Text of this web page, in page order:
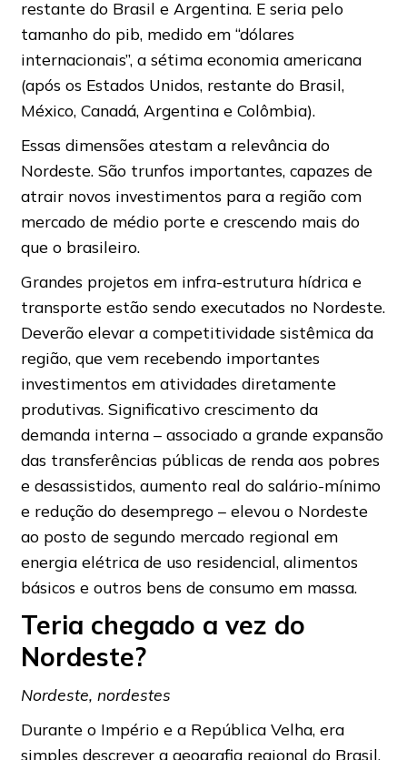
restante do Brasil e Argentina. E seria pelo
tamanho do pib, medido em “dólares
internacionais”, a sétima economia americana
(após os Estados Unidos, restante do Brasil,
México, Canadá, Argentina e Colômbia).
Essas dimensões atestam a relevância do
Nordeste. São trunfos importantes, capazes de
atrair novos investimentos para a região com
mercado de médio porte e crescendo mais do
que o brasileiro.
Grandes projetos em infra-estrutura hídrica e
transporte estão sendo executados no Nordeste.
Deverão elevar a competitividade sistêmica da
região, que vem recebendo importantes
investimentos em atividades diretamente
produtivas. Significativo crescimento da
demanda interna – associado a grande expansão
das transferências públicas de renda aos pobres
e desassistidos, aumento real do salário-mínimo
e redução do desemprego – elevou o Nordeste
ao posto de segundo mercado regional em
energia elétrica de uso residencial, alimentos
básicos e outros bens de consumo em massa.
Teria chegado a vez do
Nordeste?
Nordeste, nordestes
Durante o Império e a República Velha, era
simples descrever a geografia regional do Brasil.